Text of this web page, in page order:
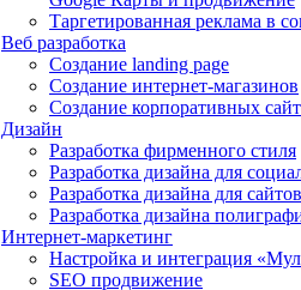
Таргетированная реклама в
Веб разработка
Создание landing page
Создание интернет-магазинов
Создание корпоративных
Дизайн
Разработка фирменного стиля
Разработка дизайна для
Разработка дизайна для сайтов
Разработка дизайна
Интернет-маркетинг
Настройка и интеграция
SEO продвижение